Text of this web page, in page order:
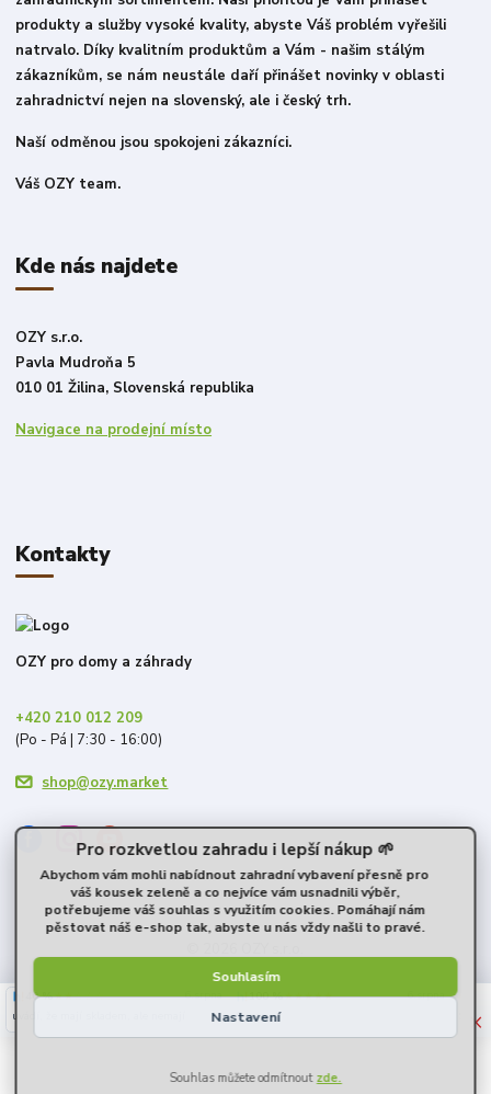
produkty a služby vysoké kvality, abyste Váš problém vyřešili
natrvalo. Díky kvalitním produktům a Vám - našim stálým
zákazníkům, se nám neustále daří přinášet novinky v oblasti
zahradnictví nejen na slovenský, ale i český trh.
Naší odměnou jsou spokojeni zákazníci.
Váš OZY team.
Kde nás najdete
OZY s.r.o.
Pavla Mudroňa 5
010 01 Žilina, Slovenská republika
Navigace na prodejní místo
Kontakty
OZY pro domy a záhrady
+420 210 012 209
(Po - Pá | 7:30 - 16:00)
shop@ozy.market
Pro rozkvetlou zahradu i lepší nákup 🌱
Abychom vám mohli nabídnout zahradní vybavení přesně pro
váš kousek zeleně a co nejvíce vám usnadnili výběr,
potřebujeme váš souhlas s využitím cookies. Pomáhají nám
pěstovat náš e-shop tak, abyste u nás vždy našli to pravé.
Nastavení
Souhlasím
×
40 %★★☆☆☆ 6. srpna
uvádí, že mají skladem, ale nemají
100 %★★★★★ 6. srpna
Super